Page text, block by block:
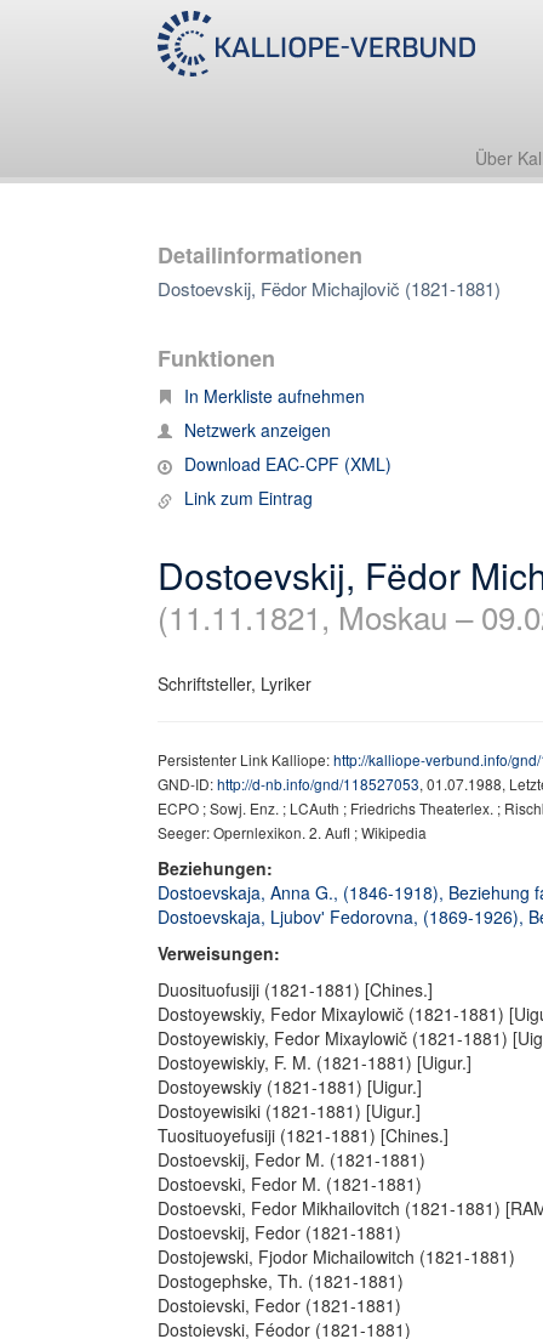
Über
Detailinformationen
Dostoevskij, Fëdor Michajlovič (1821-1881)
Funktionen
In Merkliste aufnehmen
Netzwerk anzeigen
Download EAC-CPF (XML)
Link zum Eintrag
Dostoevskij, Fëdor
(11.11.1821, Moskau –
Schriftsteller, Lyriker
Persistenter Link Kalliope:http://kalliope-verbund.info/
GND-ID:http://d-nb.info/gnd/118527053, 01.07.1988,
ECPO ; Sowj. Enz. ; LCAuth ; Friedrichs Theaterlex. ;
Seeger: Opernlexikon. 2. Aufl ; Wikipedia
Beziehungen:
Dostoevskaja, Anna G., (1846-1918), Beziehung
Dostoevskaja, Ljubovʹ Fedorovna, (1869-1926),
Verweisungen:
Duosituofusiji (1821-1881) [Chines.]
Dostoyewskiy, Fedor Mixaylowič (1821-1881)
Dostoyewiskiy, Fedor Mixaylowič (1821-1881)
Dostoyewiskiy, F. M. (1821-1881) [Uigur.]
Dostoyewskiy (1821-1881) [Uigur.]
Dostoyewisiki (1821-1881) [Uigur.]
Tuosituoyefusiji (1821-1881) [Chines.]
Dostoevskij, Fedor M. (1821-1881)
Dostoevski, Fedor M. (1821-1881)
Dostoevski, Fedor Mikhailovitch (1821-1881)
Dostoevskij, Fedor (1821-1881)
Dostojewski, Fjodor Michailowitch (1821-1881)
Dostogephske, Th. (1821-1881)
Dostoievski, Fedor (1821-1881)
Dostoievski, Féodor (1821-1881)